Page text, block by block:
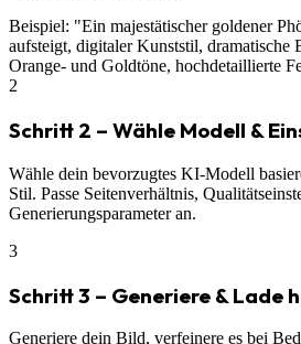
Beispiel: "Ein majestätischer goldener
aufsteigt, digitaler Kunststil, dramatische
Orange- und Goldtöne, hochdetaillierte
2
Schritt 2 – Wähle Modell &
Wähle dein bevorzugtes KI-Modell
Stil. Passe Seitenverhältnis,
Generierungsparameter an.
3
Schritt 3 – Generiere & Lade
Generiere dein Bild, verfeinere es bei